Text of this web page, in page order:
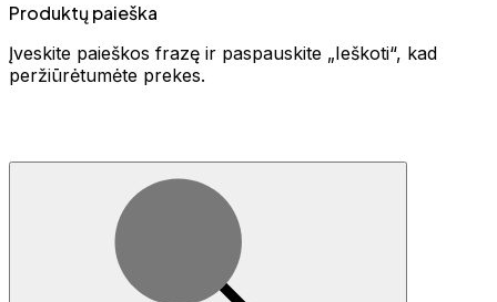
Produktų paieška
Įveskite paieškos frazę ir paspauskite „Ieškoti“, kad
peržiūrėtumėte prekes.